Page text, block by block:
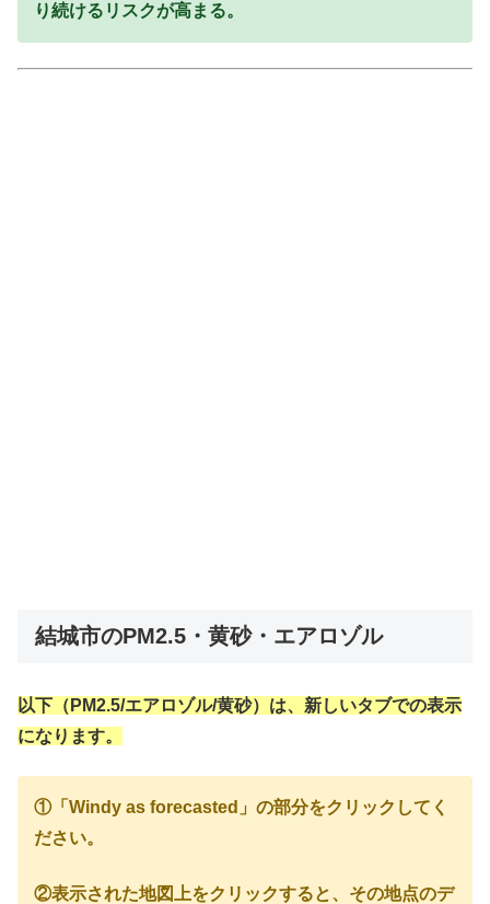
り続けるリスクが高まる。
結城市のPM2.5・黄砂・エアロゾル
以下（PM2.5/エアロゾル/黄砂）は、新しいタブでの表示
になります。
①「Windy as forecasted」の部分をクリックしてく
ださい。
②表示された地図上をクリックすると、その地点のデ